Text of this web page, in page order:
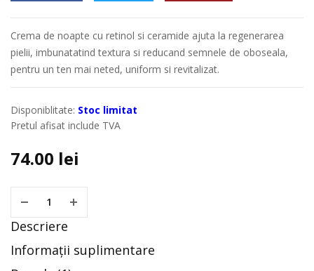
Crema de noapte cu retinol si ceramide ajuta la regenerarea
pielii, imbunatatind textura si reducand semnele de oboseala,
pentru un ten mai neted, uniform si revitalizat.
Disponiblitate: Stoc limitat
Pretul afisat include TVA
74.00 lei
Descriere
Informații suplimentare